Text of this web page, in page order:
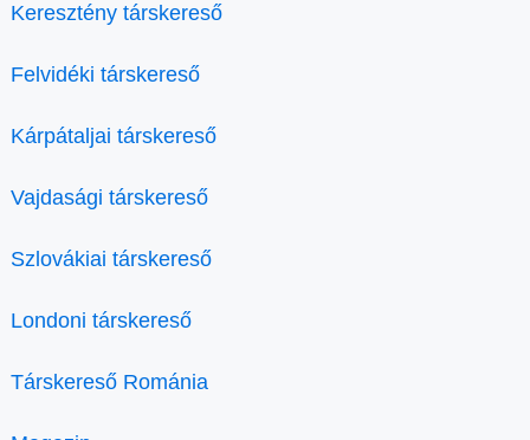
Keresztény társkereső
Felvidéki társkereső
Kárpátaljai társkereső
Vajdasági társkereső
Szlovákiai társkereső
Londoni társkereső
Társkereső Románia